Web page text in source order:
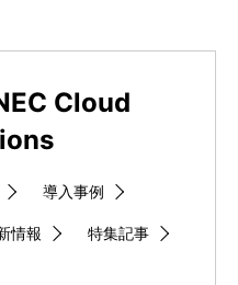
Cloud
導入事例
情報 特集記事